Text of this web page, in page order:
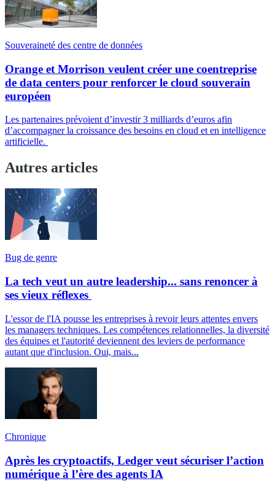
Souveraineté des centre de données
Orange et Morrison veulent créer une coentreprise
de data centers pour renforcer le cloud souverain
européen
Les partenaires prévoient d’investir 3 milliards d’euros afin
d’accompagner la croissance des besoins en cloud et en intelligence
artificielle.
Autres articles
Bug de genre
La tech veut un autre leadership... sans renoncer à
ses vieux réflexes
L'essor de l'IA pousse les entreprises à revoir leurs attentes envers
les managers techniques. Les compétences relationnelles, la diversité
des équipes et l'autorité deviennent des leviers de performance
autant que d'inclusion. Oui, mais...
Chronique
Après les cryptoactifs, Ledger veut sécuriser l’action
numérique à l’ère des agents IA